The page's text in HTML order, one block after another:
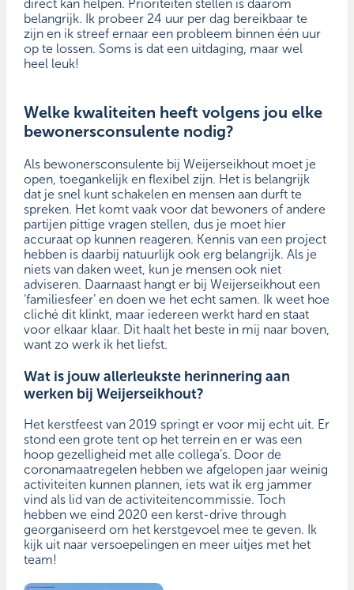
direct kan helpen. Prioriteiten stellen is daarom
belangrijk. Ik probeer 24 uur per dag bereikbaar te
zijn en ik streef ernaar een probleem binnen één uur
op te lossen. Soms is dat een uitdaging, maar wel
heel leuk!
Welke kwaliteiten heeft volgens jou elke
bewonersconsulente nodig?
Als bewonersconsulente bij Weijerseikhout moet je
open, toegankelijk en flexibel zijn. Het is belangrijk
dat je snel kunt schakelen en mensen aan durft te
spreken. Het komt vaak voor dat bewoners of andere
partijen pittige vragen stellen, dus je moet hier
accuraat op kunnen reageren. Kennis van een project
hebben is daarbij natuurlijk ook erg belangrijk. Als je
niets van daken weet, kun je mensen ook niet
adviseren. Daarnaast hangt er bij Weijerseikhout een
‘familiesfeer’ en doen we het echt samen. Ik weet hoe
cliché dit klinkt, maar iedereen werkt hard en staat
voor elkaar klaar. Dit haalt het beste in mij naar boven,
want zo werk ik het liefst.
Wat is jouw allerleukste herinnering aan
werken bij Weijerseikhout?
Het kerstfeest van 2019 springt er voor mij echt uit. Er
stond een grote tent op het terrein en er was een
hoop gezelligheid met alle collega’s. Door de
coronamaatregelen hebben we afgelopen jaar weinig
activiteiten kunnen plannen, iets wat ik erg jammer
vind als lid van de activiteitencommissie. Toch
hebben we eind 2020 een kerst-drive through
georganiseerd om het kerstgevoel mee te geven. Ik
kijk uit naar versoepelingen en meer uitjes met het
team!